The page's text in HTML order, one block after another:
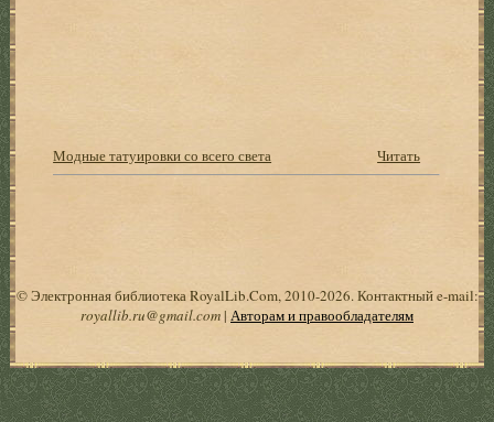
Модные татуировки со всего света Читать
© Электронная библиотека RoyalLib.Com, 2010-2026. Контактный e-mail:
royallib.ru@gmail.com| Авторам и правообладателям